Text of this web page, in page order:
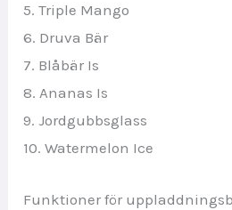
5. Triple Mango
6. Druva Bär
7. Blåbär Is
8. Ananas Is
9. Jordgubbsglass
10. Watermelon Ice
Funktioner för